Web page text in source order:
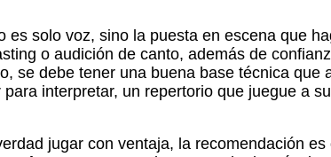
es solo voz, sino la puesta en escena que
o audición de canto, además de
se debe tener una buena base técnica que
interpretar, un repertorio que juegue a
jugar con ventaja, la recomendación